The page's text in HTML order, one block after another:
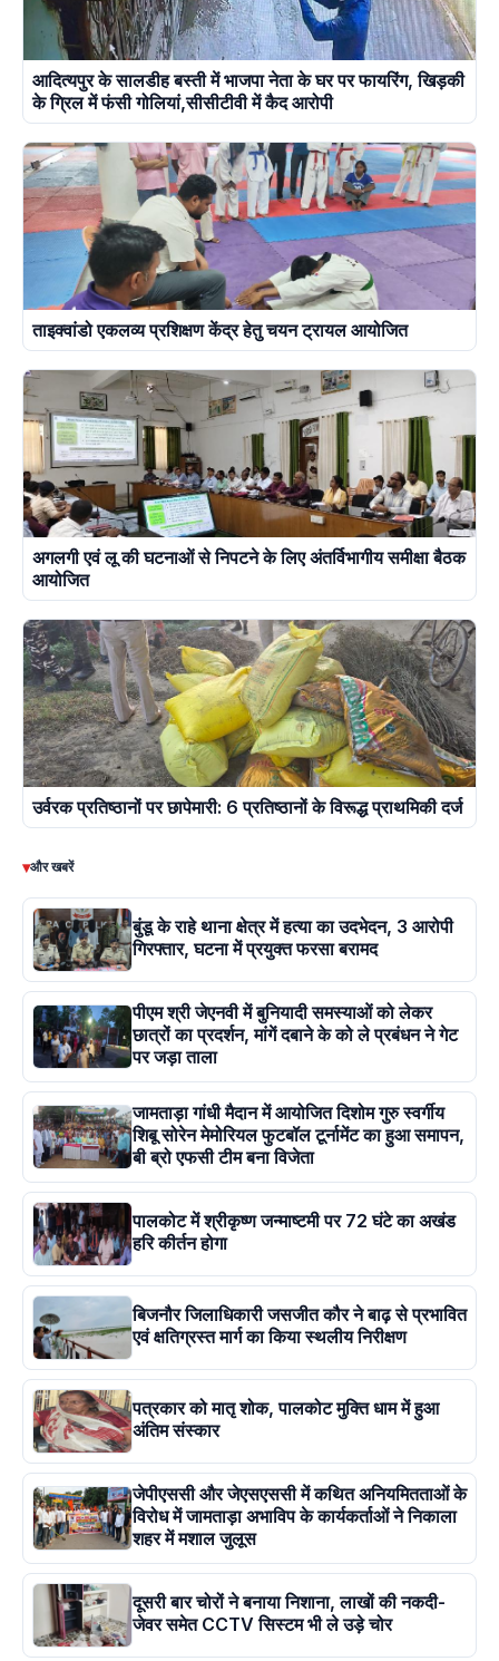
आदित्यपुर के सालडीह बस्ती में भाजपा नेता के घर पर फायरिंग, खिड़की
के ग्रिल में फंसी गोलियां,सीसीटीवी में कैद आरोपी
ताइक्वांडो एकलव्य प्रशिक्षण केंद्र हेतु चयन ट्रायल आयोजित
अगलगी एवं लू की घटनाओं से निपटने के लिए अंतर्विभागीय समीक्षा बैठक
आयोजित
उर्वरक प्रतिष्ठानों पर छापेमारी: 6 प्रतिष्ठानों के विरूद्ध प्राथमिकी दर्ज
▾और खबरें
बुंडू के राहे थाना क्षेत्र में हत्या का उदभेदन, 3 आरोपी
गिरफ्तार, घटना में प्रयुक्त फरसा बरामद
पीएम श्री जेएनवी में बुनियादी समस्याओं को लेकर
छात्रों का प्रदर्शन, मांगें दबाने के को ले प्रबंधन ने गेट
पर जड़ा ताला
जामताड़ा गांधी मैदान में आयोजित दिशोम गुरु स्वर्गीय
शिबू सोरेन मेमोरियल फुटबॉल टूर्नामेंट का हुआ समापन,
बी ब्रो एफसी टीम बना विजेता
पालकोट में श्रीकृष्ण जन्माष्टमी पर 72 घंटे का अखंड
हरि कीर्तन होगा
बिजनौर जिलाधिकारी जसजीत कौर ने बाढ़ से प्रभावित
एवं क्षतिग्रस्त मार्ग का किया स्थलीय निरीक्षण
पत्रकार को मातृ शोक, पालकोट मुक्ति धाम में हुआ
अंतिम संस्कार
जेपीएससी और जेएसएससी में कथित अनियमितताओं के
विरोध में जामताड़ा अभाविप के कार्यकर्ताओं ने निकाला
शहर में मशाल जुलूस
दूसरी बार चोरों ने बनाया निशाना, लाखों की नकदी-
जेवर समेत CCTV सिस्टम भी ले उड़े चोर